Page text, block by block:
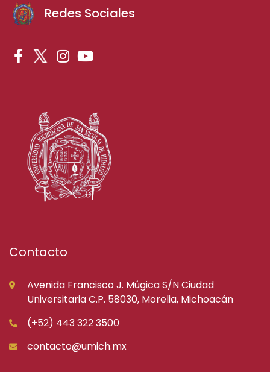
Redes Sociales
Contacto
Avenida Francisco J. Múgica S/N Ciudad
Universitaria C.P. 58030, Morelia, Michoacán
(+52) 443 322 3500
contacto@umich.mx